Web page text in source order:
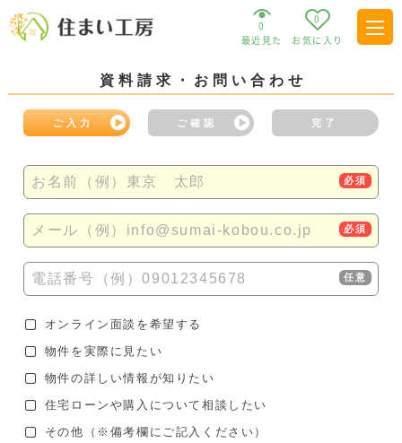
0
最近見た
0
お気に入り
資料請求・お問い合わせ
ご入力 ご確認 完了
お名前（例）東京 太郎 必須
メール（例）info@sumai-kobou.co.jp 必須
電話番号（例）09012345678 任意
オンライン面談を希望する
物件を実際に見たい
物件の詳しい情報が知りたい
住宅ローンや購入について相談したい
その他
（※備考欄にご記入ください）